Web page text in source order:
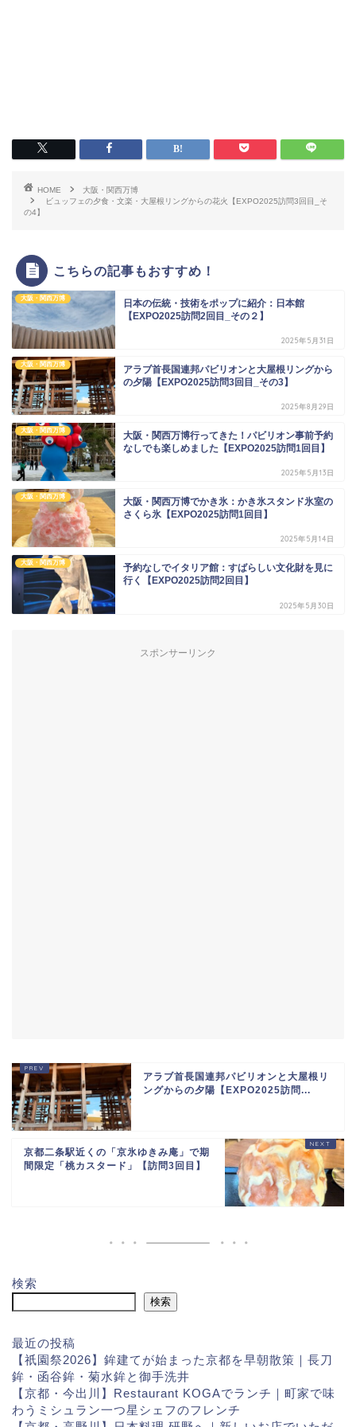
HOME
大阪・関西万博
ビュッフェの夕食・文楽・大屋根リングからの花火【EXPO2025訪問3回目_そ
の4】
こちらの記事もおすすめ！
大阪・関西万博
日本の伝統・技術をポップに紹介：日本館
【EXPO2025訪問2回目_その２】
2025年5月31日
大阪・関西万博
アラブ首長国連邦パビリオンと大屋根リングから
の夕陽【EXPO2025訪問3回目_その3】
2025年8月29日
大阪・関西万博
大阪・関西万博行ってきた！パビリオン事前予約
なしでも楽しめました【EXPO2025訪問1回目】
2025年5月13日
大阪・関西万博
大阪・関西万博でかき氷：かき氷スタンド氷室の
さくら氷【EXPO2025訪問1回目】
2025年5月14日
大阪・関西万博
予約なしでイタリア館：すばらしい文化財を見に
行く【EXPO2025訪問2回目】
2025年5月30日
スポンサーリンク
アラブ首長国連邦パビリオンと大屋根リ
ングからの夕陽【EXPO2025訪問...
京都二条駅近くの「京氷ゆきみ庵」で期
間限定「桃カスタード」【訪問3回目】
検索
検索
最近の投稿
【祇園祭2026】鉾建てが始まった京都を早朝散策｜長刀
鉾・函谷鉾・菊水鉾と御手洗井
【京都・今出川】Restaurant KOGAでランチ｜町家で味
わうミシュラン一つ星シェフのフレンチ